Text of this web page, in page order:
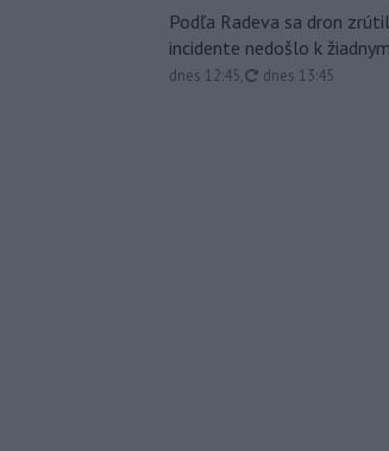
Podľa Radeva sa dron
incidente nedošlo k
dnes 12:45, aktualizované
dnes 13:45